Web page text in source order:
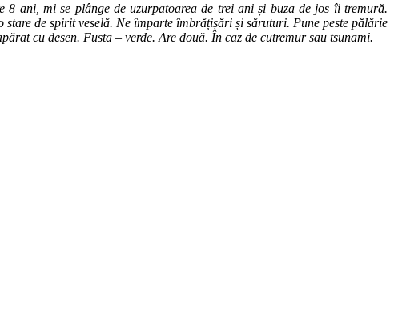
ani, mi se plânge de uzurpatoarea de trei ani și buza de jos îi tremură.
de spirit veselă. Ne împarte îmbrățișări și săruturi. Pune peste pălărie
cu desen. Fusta – verde. Are două. În caz de cutremur sau tsunami.